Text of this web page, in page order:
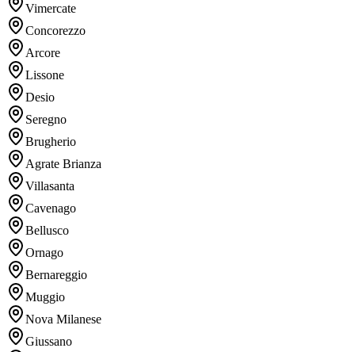
Vimercate
Concorezzo
Arcore
Lissone
Desio
Seregno
Brugherio
Agrate Brianza
Villasanta
Cavenago
Bellusco
Ornago
Bernareggio
Muggio
Nova Milanese
Giussano